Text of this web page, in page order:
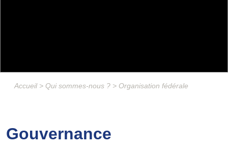
Accueil> Qui sommes-nous ? > Organisation fédérale
Gouvernance